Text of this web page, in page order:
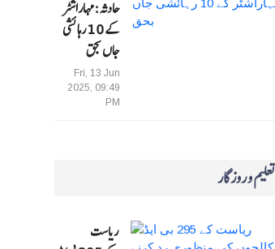
حادثہ :مہاراشٹر
کے 10 رہائشی
جاں بحق
Fri, 13 Jun
2025, 09:49
PM
تعلیم و روزگار
ریاست